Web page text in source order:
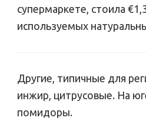
супермаркете, стоила
используемых
Другие, типичные для
инжир, цитрусовые. На
помидоры.